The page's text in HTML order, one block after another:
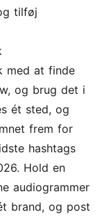
tilføj
med at finde
og brug det i
ét sted, og
frem for
hashtags
Hold en
audiogrammer
brand, og post